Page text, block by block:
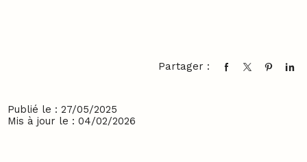
Partager :
Publié le : 27/05/2025
Mis à jour le : 04/02/2026